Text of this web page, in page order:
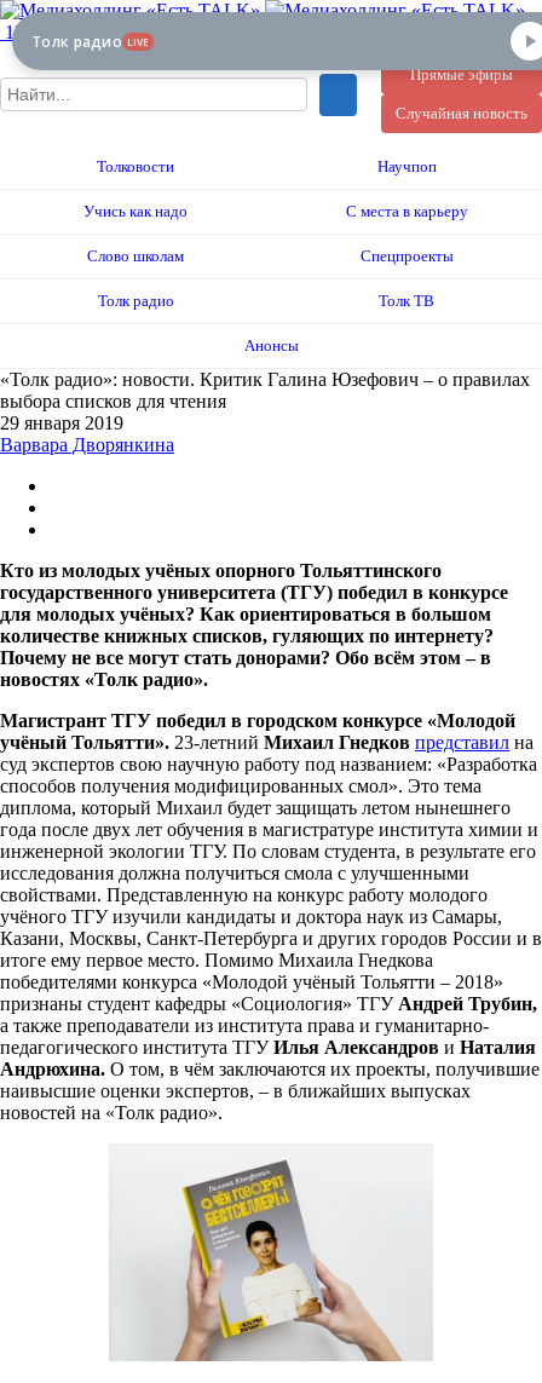
12+
Прямые эфиры
Случайная новость
Толковости Научпоп
Учись как надо С места в карьеру
Слово школам Спецпроекты
Толк радио Толк ТВ
Анонсы
«Толк радио»: новости. Критик Галина Юзефович – о правилах
выбора списков для чтения
29 января 2019
Варвара Дворянкина
Кто из молодых учёных опорного Тольяттинского
государственного университета (ТГУ) победил в конкурсе
для молодых учёных? Как ориентироваться в большом
количестве книжных списков, гуляющих по интернету?
Почему не все могут стать донорами? Обо всём этом – в
новостях «Толк радио».
Магистрант ТГУ победил в городском конкурсе «Молодой
учёный Тольятти». 23-летний Михаил Гнедков представил на
суд экспертов свою научную работу под названием: «Разработка
способов получения модифицированных смол». Это тема
диплома, который Михаил будет защищать летом нынешнего
года после двух лет обучения в магистратуре института химии и
инженерной экологии ТГУ. По словам студента, в результате его
исследования должна получиться смола с улучшенными
свойствами. Представленную на конкурс работу молодого
учёного ТГУ изучили кандидаты и доктора наук из Самары,
Казани, Москвы, Санкт-Петербурга и других городов России и в
итоге ему первое место. Помимо Михаила Гнедкова
победителями конкурса «Молодой учёный Тольятти – 2018»
признаны студент кафедры «Социология» ТГУ Андрей Трубин,
а также преподаватели из института права и гуманитарно-
педагогического института ТГУИлья Александров и Наталия
Андрюхина. О том, в чём заключаются их проекты, получившие
наивысшие оценки экспертов, – в ближайших выпусках
новостей на «Толк радио».
Толк радио LIVE